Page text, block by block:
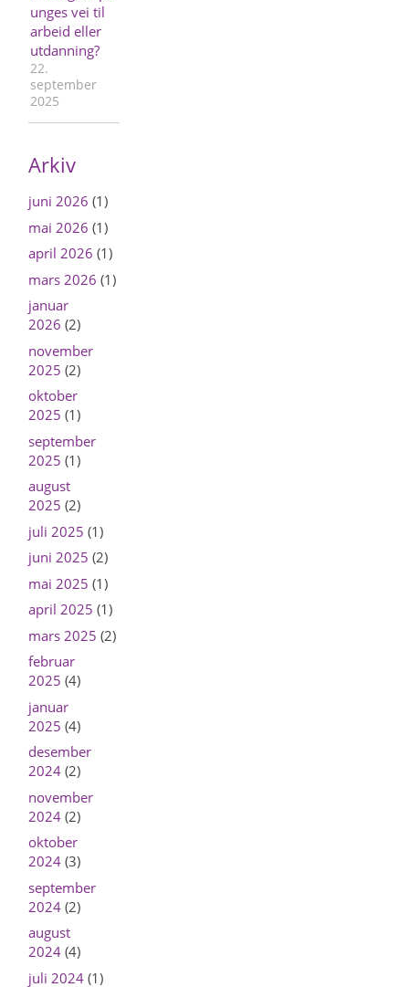
unges vei til
arbeid eller
utdanning?
22.
september
2025
Arkiv
juni 2026 (1)
mai 2026 (1)
april 2026 (1)
mars 2026 (1)
januar
2026 (2)
november
2025 (2)
oktober
2025 (1)
september
2025 (1)
august
2025 (2)
juli 2025 (1)
juni 2025 (2)
mai 2025 (1)
april 2025 (1)
mars 2025 (2)
februar
2025 (4)
januar
2025 (4)
desember
2024(2)
november
2024(2)
oktober
2024(3)
september
2024(2)
august
2024(4)
juli 2024(1)